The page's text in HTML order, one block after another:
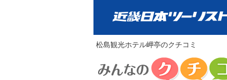
松島観光ホテル岬亭のクチコミ